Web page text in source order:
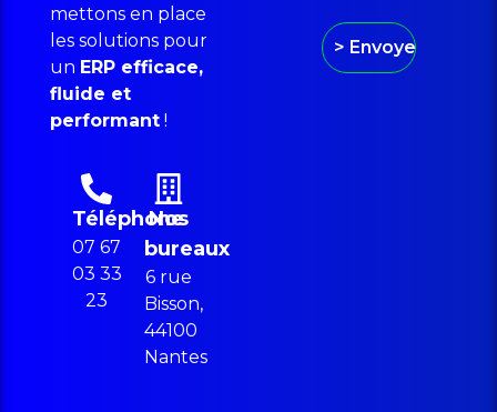
mettons en place
les solutions pour
un ERP efficace,
fluide et
performant!
Téléphone
07 67
03 33
23
Nos
bureaux
6 rue
Bisson,
44100
Nantes